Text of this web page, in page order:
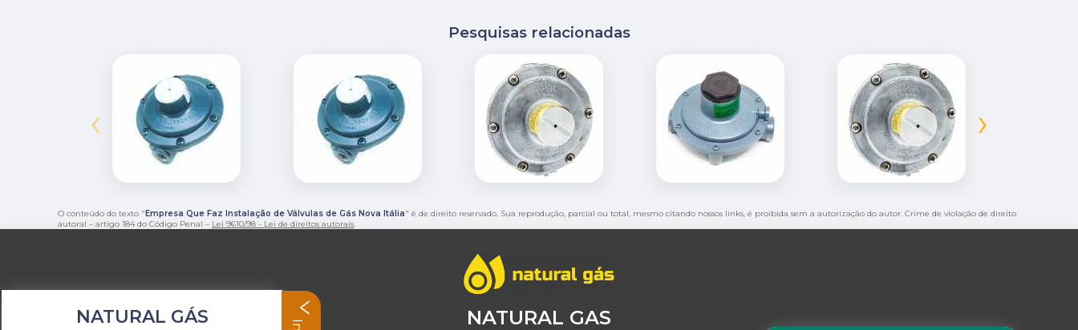
Pesquisas relacionadas
‹ ›
O conteúdo do texto " Empresa Que Faz Instalação de Válvulas de Gás Nova Itália" é de direito reservado. Sua reprodução, parcial ou total, mesmo citando nossos links, é proibida sem a autorização do autor. Crime de violação de direito
autoral – artigo 184 do Código Penal – Lei 9610/98 - Lei de direitos autorais.
NATURAL GAS
NATURAL GÁS